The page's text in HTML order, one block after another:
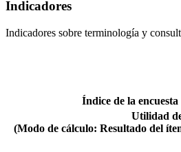
Indicadores
Indicadores sobre terminología y
Índice de la
Utilidad
(Modo de cálculo: Resultado del